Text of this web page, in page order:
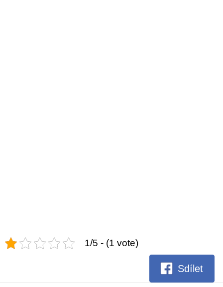
1/5 - (1 vote)
Sdílet